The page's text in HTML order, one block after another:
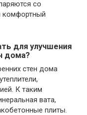
со
комфортный
для улучшения
дома?
стен дома
К таким
вата,
плиты.